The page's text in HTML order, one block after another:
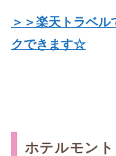
＞＞楽天トラベ
クできます☆
ホテルモン